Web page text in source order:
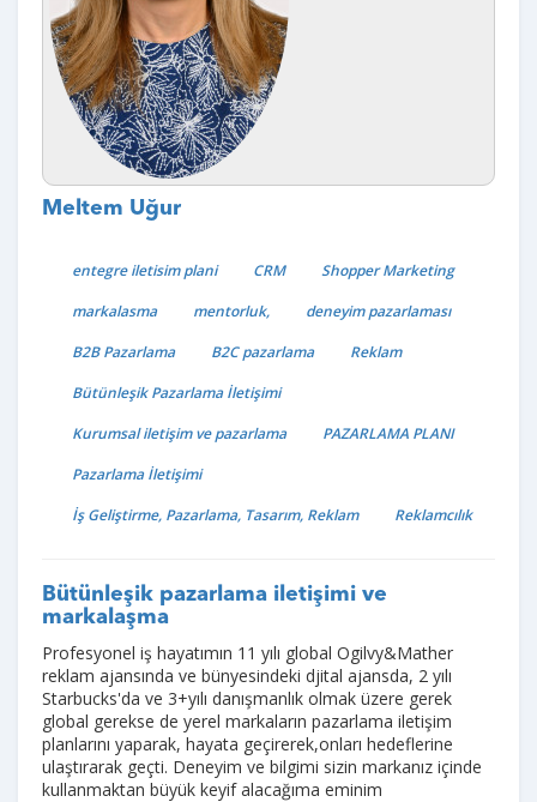
Meltem Uğur
entegre iletisim plani CRM
Shopper Marketing
markalasma
mentorluk,
deneyim pazarlaması
B2B Pazarlama
B2C pazarlama
Reklam
Bütünleşik Pazarlama İletişimi
Kurumsal iletişim ve pazarlama
PAZARLAMA PLANI
Pazarlama İletişimi
İş Geliştirme, Pazarlama, Tasarım, Reklam
Reklamcılık
Bütünleşik pazarlama iletişimi ve
markalaşma
Profesyonel iş hayatımın 11 yılı global Ogilvy&Mather
reklam ajansında ve bünyesindeki djital ajansda, 2 yılı
Starbucks'da ve 3+yılı danışmanlık olmak üzere gerek
global gerekse de yerel markaların pazarlama iletişim
planlarını yaparak, hayata geçirerek,onları hedeflerine
ulaştırarak geçti. Deneyim ve bilgimi sizin markanız içinde
kullanmaktan büyük keyif alacağıma eminim